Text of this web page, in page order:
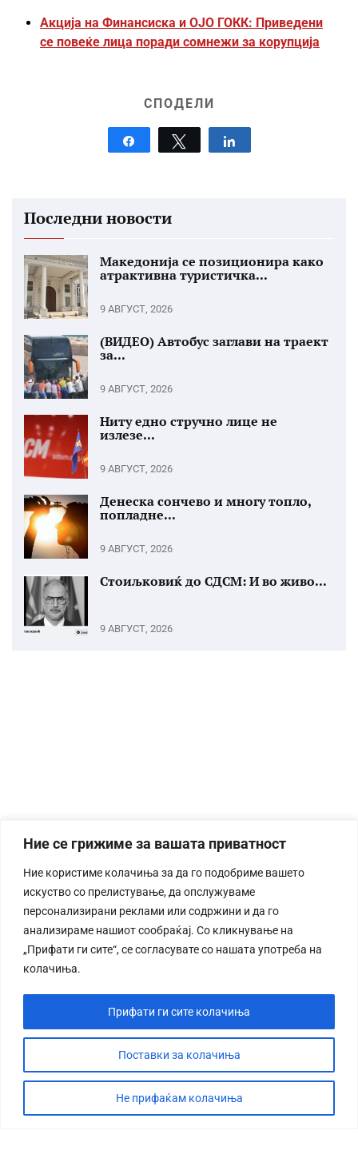
Ние се грижиме за вашата приватност
Ние користиме колачиња за да го подобриме вашето
искуство со прелистување, да опслужуваме
персонализирани реклами или содржини и да го
анализираме нашиот сообраќај. Со кликнување на
„Прифати ги сите“, се согласувате со нашата употреба на
колачиња.
Поставки за колачиња
Не прифаќам колачиња
Прифати ги сите колачиња
Акција на Финансиска и ОЈО ГОКК: Приведени
се повеќе лица поради сомнежи за корупција
СПОДЕЛИ
Tweet
Последни новости
Македонија се позиционира како
атрактивна туристичка...
9 АВГУСТ, 2026
(ВИДЕО) Автобус заглави на траект
за...
9 АВГУСТ, 2026
Ниту едно стручно лице не
излезе...
9 АВГУСТ, 2026
Денеска сончево и многу топло,
попладне...
9 АВГУСТ, 2026
Стоиљковиќ до СДСМ: И во живо...
9 АВГУСТ, 2026